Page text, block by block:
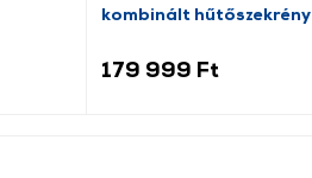
kombinált hűtőszekrény
179 999 Ft